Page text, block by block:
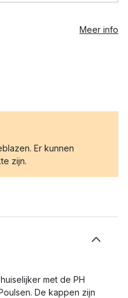
Meer info
Er kunnen
zijn.
met de PH
De kappen zijn